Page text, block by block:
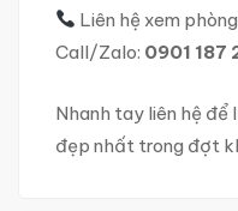
Liên hệ xem
Call/Zalo: 0901 187
Nhanh tay liên hệ để
đẹp nhất trong đợt